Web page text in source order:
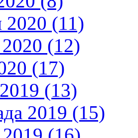
2020 (11)
(12)
(17)
(13)
2019 (15)